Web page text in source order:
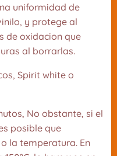
uniformidad de
y protege al
de oxidacion que
al borrarlas.
Spirit white o
No obstante, si el
posible que
la temperatura. En